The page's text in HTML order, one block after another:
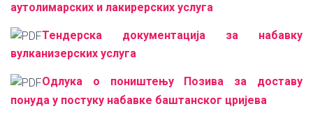
аутолимарских и лакирерских услуга
Тендерска документација за набавку
вулканизерских услуга
Одлука о поништењу Позива за доставу
понуда у постуку набавке баштанског цријева